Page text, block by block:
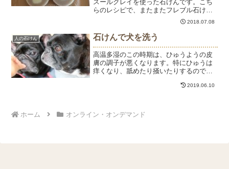
スールクレイを使った石けんです。こち
らのレシピで、またまたフレブル石けん
作りました。（もうほとんど個人的な楽
しみ♡）計算通りに、フレブル柄がきれ
いに出ると嬉しい♪思わず顔の表情を付け
たくなりますが、...
2018.07.08
人の石けん 石けんで犬を洗う
高温多湿のこの時期は、ひゅうようの皮
膚の調子が悪くなります。特にひゅうは
痒くなり、舐めたり掻いたりするので傷
ームやセリシン液でケアしても、やっぱ
2019.06.10
ホーム オンライン・オンデマンド